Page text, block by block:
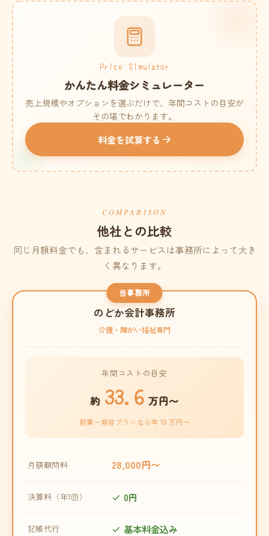
Price Simulator
かんたん料金シミュレーター
売上規模やオプションを選ぶだけで、年間コストの目安が
その場でわかります。
料金を試算する
COMPARISON
他社との比較
同じ月額料金でも、含まれるサービスは事務所によって大き
く異なります。
当事務所
のどか会計事務所
介護・障がい福祉専門
年間コストの目安
約 33.6 万円〜
創業一期目プランなら年 18 万円〜
月額顧問料 28,000円〜
決算料（年1回） 0円
記帳代行 基本料金込み